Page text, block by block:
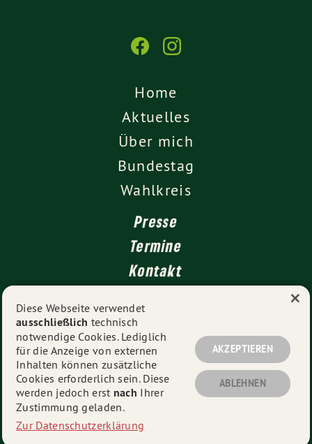
Home
Aktuelles
Über mich
Bundestag
Wahlkreis
Presse
Termine
Kontakt
Impressum
Datenschutz
© 2026Tina Winklmann MdB - Alle Rechte vorbehalten.
Diese Webseite verwendet
ausschließlich technisch
notwendige Cookies. Lediglich
für die Anzeige von externen
Inhalten können zusätzliche
Cookies erforderlich sein. Diese
werden jedoch erst nach Ihrer
Zustimmung geladen.
Zur Datenschutzerklärung
AKZEPTIEREN
ABLEHNEN
×